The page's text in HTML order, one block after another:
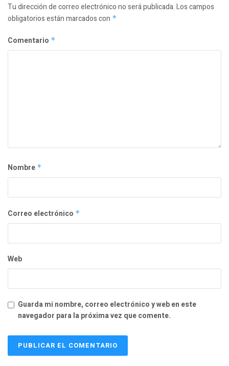
Tu dirección de correo electrónico no será publicada.Los campos
obligatorios están marcados con *
Comentario *
Nombre *
Correo electrónico *
Web
Guarda mi nombre, correo electrónico y web en este
navegador para la próxima vez que comente.